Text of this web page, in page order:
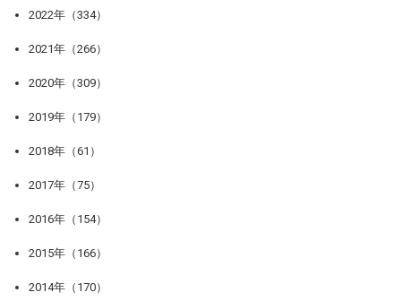
2022年（334）
2021年（266）
2020年（309）
2019年（179）
2018年（61）
2017年（75）
2016年（154）
2015年（166）
2014年（170）